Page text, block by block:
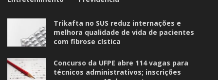
Trikafta no SUS reduz internações e
melhora qualidade de vida de pacientes
com fibrose cística
Concurso da UFPE abre 114 vagas para
técnicos administrativos; inscrições